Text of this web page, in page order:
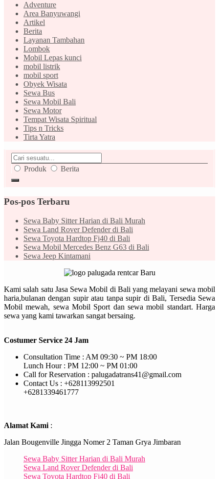
Adventure
Area Banyuwangi
Artikel
Berita
Layanan Tambahan
Lombok
Mobil Lepas kunci
mobil listrik
mobil sport
Obyek Wisata
Sewa Bus
Sewa Mobil Bali
Sewa Motor
Tempat Wisata Spiritual
Tips n Tricks
Tirta Yatra
Produk Berita
Pos-pos Terbaru
Sewa Baby Sitter Harian di Bali Murah
Sewa Land Rover Defender di Bali
Sewa Toyota Hardtop Fj40 di Bali
Sewa Mobil Mercedes Benz G63 di Bali
Sewa Jeep Kintamani
Kami salah satu Jasa Sewa Mobil di Bali yang melayani sewa mobil
haria,bulanan dengan supir atau tanpa supir di Bali, Tersedia Sewa
Mobil mewah, sewa Mobil Sport dan sewa mobil standart. Harga
sewa yang kami tawarkan sangat bersaing.
Costumer Service 24 Jam
Consultation Time : AM 09:30 ~ PM 18:00
Lunch Hour : PM 12:00 ~ PM 01:00
Call for Reservation : palugadatrans41@gmail.com
Contact Us : +628113992501
+6281339461777
Alamat Kami :
Jalan Bougenville Jingga Nomer 2 Taman Grya Jimbaran
Sewa Baby Sitter Harian di Bali Murah
Sewa Land Rover Defender di Bali
Sewa Toyota Hardtop Fj40 di Bali